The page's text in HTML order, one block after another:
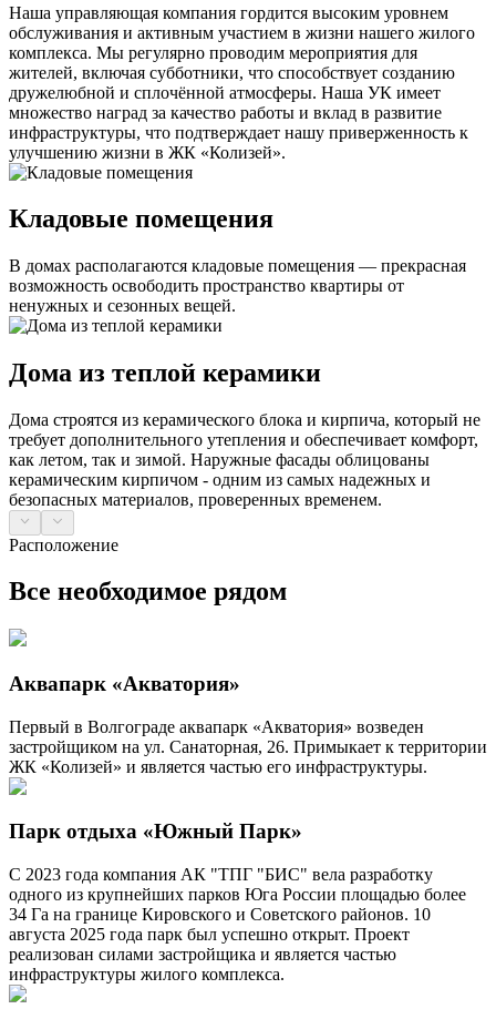
Наша управляющая компания гордится высоким уровнем
обслуживания и активным участием в жизни нашего жилого
комплекса. Мы регулярно проводим мероприятия для
жителей, включая субботники, что способствует созданию
дружелюбной и сплочённой атмосферы. Наша УК имеет
множество наград за качество работы и вклад в развитие
инфраструктуры, что подтверждает нашу приверженность к
улучшению жизни в ЖК «Колизей».
Кладовые помещения
В домах располагаются кладовые помещения — прекрасная
возможность освободить пространство квартиры от
ненужных и сезонных вещей.
Дома из теплой керамики
Дома строятся из керамического блока и кирпича, который не
требует дополнительного утепления и обеспечивает комфорт,
как летом, так и зимой. Наружные фасады облицованы
керамическим кирпичом - одним из самых надежных и
безопасных материалов, проверенных временем.
Расположение
Все необходимое рядом
Аквапарк «Акватория»
Первый в Волгограде аквапарк «Акватория» возведен
застройщиком на ул. Санаторная, 26. Примыкает к территории
ЖК «Колизей» и является частью его инфраструктуры.
Парк отдыха «Южный Парк»
С 2023 года компания АК "ТПГ "БИС" вела разработку
одного из крупнейших парков Юга России площадью более
34 Га на границе Кировского и Советского районов. 10
августа 2025 года парк был успешно открыт. Проект
реализован силами застройщика и является частью
инфраструктуры жилого комплекса.